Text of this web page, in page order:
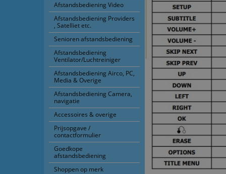
Afstandsbediening Video
Afstandsbediening Providers
, Satelliet etc.
Senioren afstandsbediening
Afstandsbediening
Ventilator/Luchtreiniger
Afstandsbediening Airco, PC,
Media & Overige
Afstandsbediening Camera,
navigatie
Accessoires & overige
Prijsopgave /
contactformulier
Goedkope
afstandsbediening
Shoppen op merk